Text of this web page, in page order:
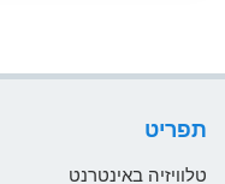
תפריט
טלוויזיה באינטרנט